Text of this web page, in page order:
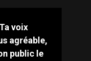
voix
agréable,
public le